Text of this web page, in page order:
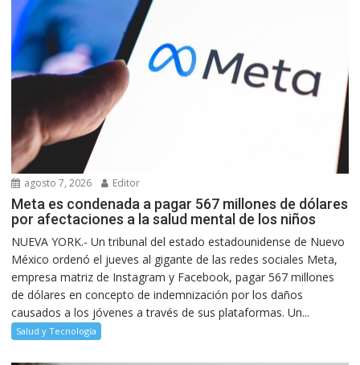
agosto 7, 2026 Editor
Meta es condenada a pagar 567 millones de dólares
por afectaciones a la salud mental de los niños
NUEVA YORK.- Un tribunal del estado estadounidense de Nuevo
México ordenó el jueves al gigante de las redes sociales Meta,
empresa matriz de Instagram y Facebook, pagar 567 millones
de dólares en concepto de indemnización por los daños
causados a los jóvenes a través de sus plataformas. Un...
Salud y Tecnología